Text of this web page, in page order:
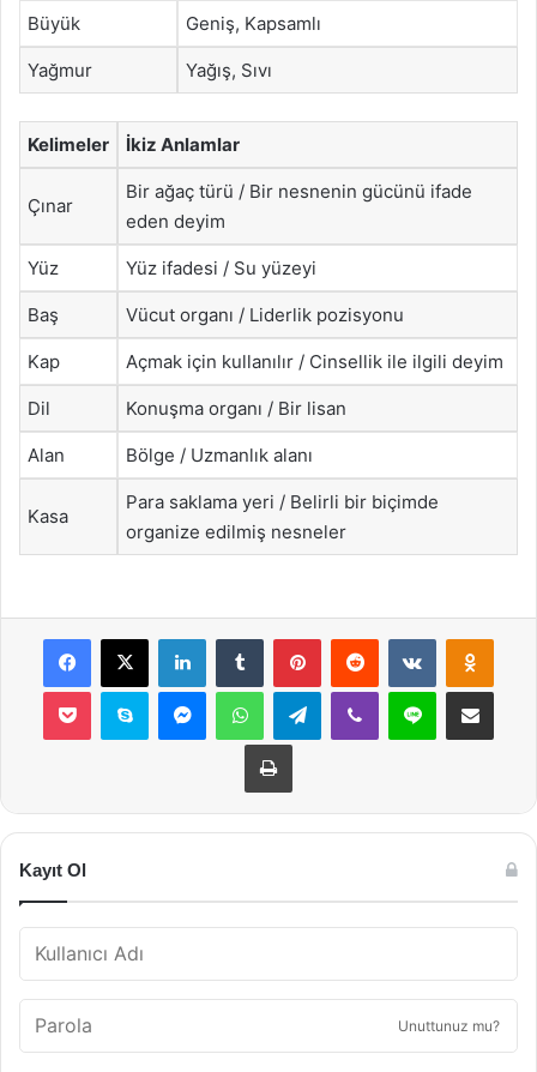
Büyük Geniş, Kapsamlı
Yağmur Yağış, Sıvı
Kelimeler İkiz Anlamlar
Çınar
Bir ağaç türü / Bir nesnenin gücünü ifade
eden deyim
Yüz Yüz ifadesi / Su yüzeyi
Baş Vücut organı / Liderlik pozisyonu
Kap Açmak için kullanılır / Cinsellik ile ilgili deyim
Dil Konuşma organı / Bir lisan
Alan Bölge / Uzmanlık alanı
Kasa
Para saklama yeri / Belirli bir biçimde
organize edilmiş nesneler
Facebook
X LinkedInTumblr PinterestReddit VKontakte
Pocket Skype MessengerWhatsAppTelegramViber Line E-Posta ile
Yazdır
Kayıt Ol
Unuttunuz mu?